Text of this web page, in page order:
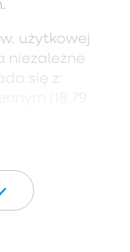
użytkowej
niezależne
się z:
4,10 m2,